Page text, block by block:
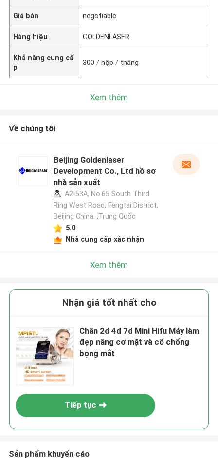
Giá bán negotiable
Hàng hiệu GOLDENLASER
Khả năng cung cấ
p
300 / hộp / tháng
Xem thêm
Về chúng tôi
Beijing Goldenlaser
Development Co., Ltd hồ sơ
nhà sản xuất
A2-53A, No.65 South Third
Ring West Road, Fengtai District,
Beijing China. ,Trung Quốc
5.0
Nhà cung cấp xác nhận
Xem thêm
Nhận giá tốt nhất cho
Chân 2d 4d 7d Mini Hifu Máy làm
đẹp nâng cơ mặt và cổ chống
bọng mắt
Tiếp tục
Sản phẩm khuyến cáo